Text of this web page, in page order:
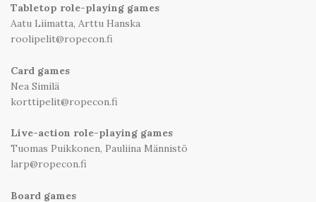
Tabletop role-playing games
Aatu Liimatta, Arttu Hanska
roolipelit@ropecon.fi
Card games
Nea Similä
korttipelit@ropecon.fi
Live-action role-playing games
Tuomas Puikkonen, Pauliina Männistö
larp@ropecon.fi
Board games